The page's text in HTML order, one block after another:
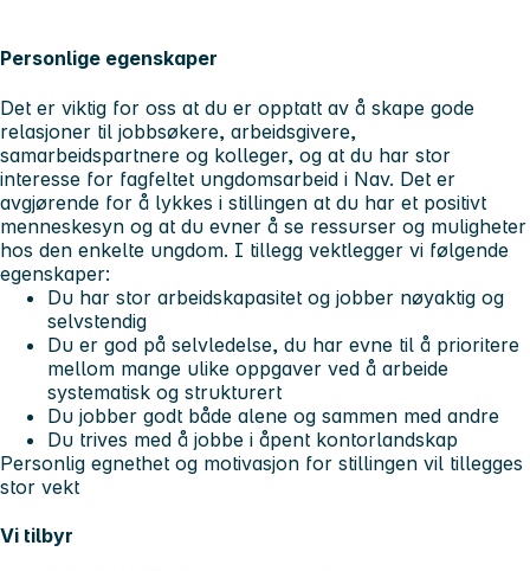
Personlige egenskaper
Det er viktig for oss at du er opptatt av å skape gode
relasjoner til jobbsøkere, arbeidsgivere,
samarbeidspartnere og kolleger, og at du har stor
interesse for fagfeltet ungdomsarbeid i Nav. Det er
avgjørende for å lykkes i stillingen at du har et positivt
menneskesyn og at du evner å se ressurser og muligheter
hos den enkelte ungdom. I tillegg vektlegger vi følgende
egenskaper:
Du har stor arbeidskapasitet og jobber nøyaktig og
selvstendig
Du er god på selvledelse, du har evne til å prioritere
mellom mange ulike oppgaver ved å arbeide
systematisk og strukturert
Du jobber godt både alene og sammen med andre
Du trives med å jobbe i åpent kontorlandskap
Personlig egnethet og motivasjon for stillingen vil tillegges
stor vekt
Vi tilbyr